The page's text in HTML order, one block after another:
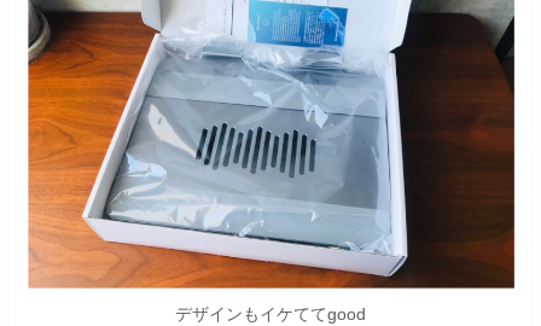
デザインもイケててgood